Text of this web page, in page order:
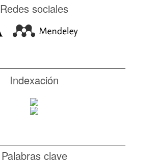
Redes sociales
Indexación
Palabras clave